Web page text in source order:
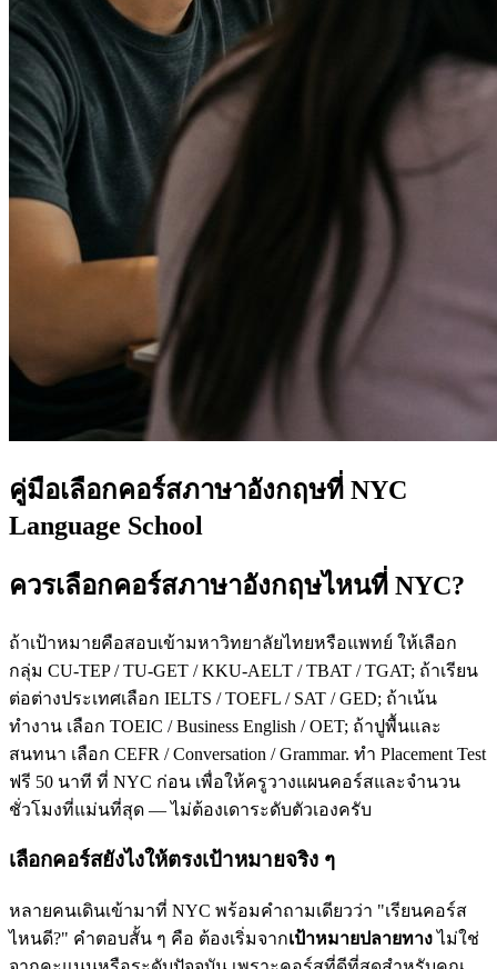
คู่มือเลือกคอร์สภาษาอังกฤษที่ NYC
Language School
ควรเลือกคอร์สภาษาอังกฤษไหนที่ NYC?
ถ้าเป้าหมายคือสอบเข้ามหาวิทยาลัยไทยหรือแพทย์ ให้เลือก
กลุ่ม CU-TEP / TU-GET / KKU-AELT / TBAT / TGAT; ถ้าเรียน
ต่อต่างประเทศเลือก IELTS / TOEFL / SAT / GED; ถ้าเน้น
ทำงาน เลือก TOEIC / Business English / OET; ถ้าปูพื้นและ
สนทนา เลือก CEFR / Conversation / Grammar. ทำ Placement Test
ฟรี 50 นาที ที่ NYC ก่อน เพื่อให้ครูวางแผนคอร์สและจำนวน
ชั่วโมงที่แม่นที่สุด — ไม่ต้องเดาระดับตัวเองครับ
เลือกคอร์สยังไงให้ตรงเป้าหมายจริง ๆ
หลายคนเดินเข้ามาที่ NYC พร้อมคำถามเดียวว่า "เรียนคอร์ส
ไหนดี?" คำตอบสั้น ๆ คือ ต้องเริ่มจากเป้าหมายปลายทางไม่ใช่